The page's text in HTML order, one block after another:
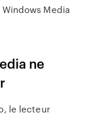
Media
ne
le lecteur